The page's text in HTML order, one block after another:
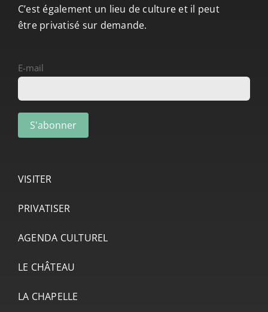
C’est également un lieu de culture et il peut
être privatisé sur demande.
E-mail
VISITER
PRIVATISER
AGENDA CULTUREL
LE CHÂTEAU
LA CHAPELLE